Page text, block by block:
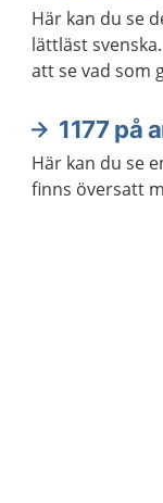
Här kan du se
lättläst
att se vad som
1177 på
Här kan du se
finns översatt